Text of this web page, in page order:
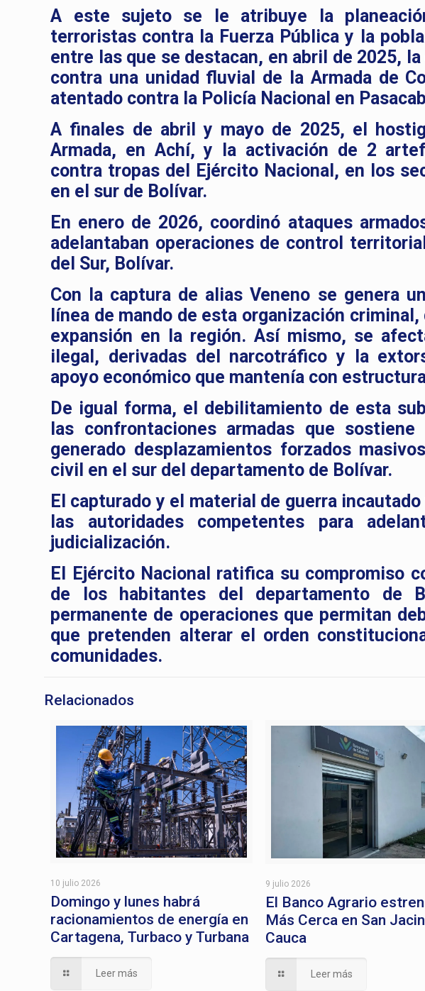
A este sujeto se le atribuye la
terroristas contra la Fuerza Pública y la
entre las que se destacan, en abril de 2025,
contra una unidad fluvial de la Armada de
atentado contra la Policía Nacional en
A finales de abril y mayo de 2025, el
Armada, en Achí, y la activación de 2
contra tropas del Ejército Nacional, en los
en el sur de Bolívar.
En enero de 2026, coordinó ataques
adelantaban operaciones de control
del Sur, Bolívar.
Con la captura de alias Veneno se genera
línea de mando de esta organización
expansión en la región. Así mismo, se
ilegal, derivadas del narcotráfico y la
apoyo económico que mantenía con
De igual forma, el debilitamiento de esta
las confrontaciones armadas que
generado desplazamientos forzados
civil en el sur del departamento de Bolívar.
El capturado y el material de guerra
las autoridades competentes para
judicialización.
El Ejército Nacional ratifica su compromiso
de los habitantes del departamento de
permanente de operaciones que permitan
que pretenden alterar el orden
comunidades.
Relacionados
10 julio 2026
Domingo y lunes habrá
racionamientos de energía en
Cartagena, Turbaco y Turbana
Leer más
9 julio 2026
El Banco Agrario
Más Cerca en San
Cauca
Leer más